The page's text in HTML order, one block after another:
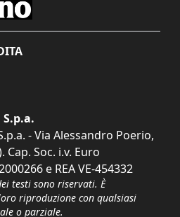
- Via Alessandro Poerio,
Cap. Soc. i.v. Euro
e REA VE-454332
testi sono riservati. È
riproduzione con qualsiasi
o parziale.